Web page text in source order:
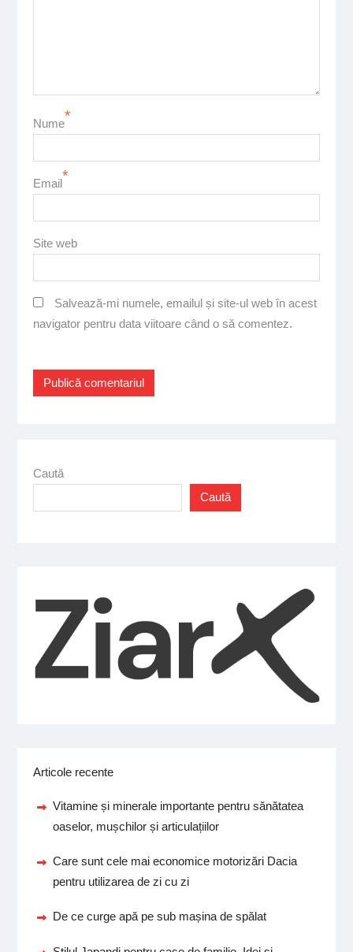
Nume*
Email*
Site web
Salvează-mi numele, emailul și site-ul web în acest
navigator pentru data viitoare când o să comentez.
Caută
Caută
Articole recente
Vitamine și minerale importante pentru sănătatea
oaselor, mușchilor și articulațiilor
Care sunt cele mai economice motorizări Dacia
pentru utilizarea de zi cu zi
De ce curge apă pe sub mașina de spălat